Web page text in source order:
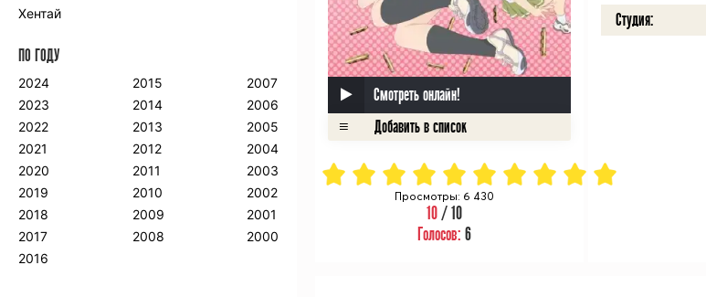
Смотреть онлайн!
Просмотры: 6 430
10/ 10
Голосов:6
Студия:
Хентай
ПО ГОДУ
2024
2023
2022
2021
2020
2019
2018
2017
2016
2015
2014
2013
2012
2011
2010
2009
2008
2007
2006
2005
2004
2003
2002
2001
2000